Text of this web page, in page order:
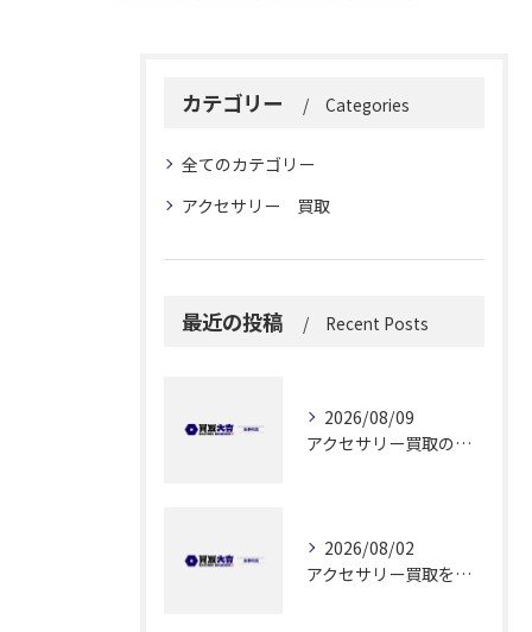
カテゴリー Categories
全てのカテゴリー
アクセサリー 買取
最近の投稿 Recent Posts
2026/08/09
アクセサリー買取の利便性を静岡県静岡市で実感するためのポイント解説
2026/08/02
アクセサリー買取を実施する前に知っておきたい高価売却と安全な手続きのポイント